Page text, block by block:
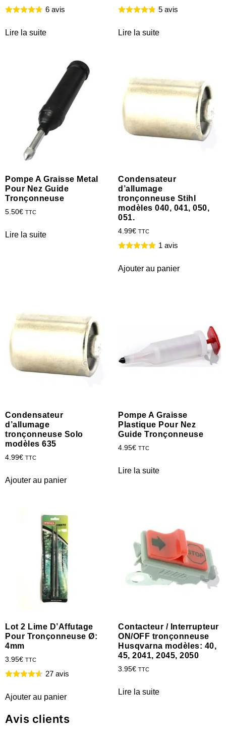
6 avis
Lire la suite
5 avis
Lire la suite
Pompe A Graisse Metal
Pour Nez Guide
Tronçonneuse
5.50€ TTC
Lire la suite
Condensateur
d’allumage
tronçonneuse Stihl
modèles 040, 041, 050,
051.
4.99€ TTC
1 avis
Ajouter au panier
Condensateur
d’allumage
tronçonneuse Solo
modèles 635
4.99€ TTC
Ajouter au panier
Pompe A Graisse
Plastique Pour Nez
Guide Tronçonneuse
4.95€ TTC
Lire la suite
Lot 2 Lime D’Affutage
Pour Tronçonneuse Ø:
4mm
3.95€ TTC
27 avis
Ajouter au panier
Contacteur / Interrupteur
ON/OFF tronçonneuse
Husqvarna modèles: 40,
45, 2041, 2045, 2050
3.95€ TTC
Lire la suite
Avis clients